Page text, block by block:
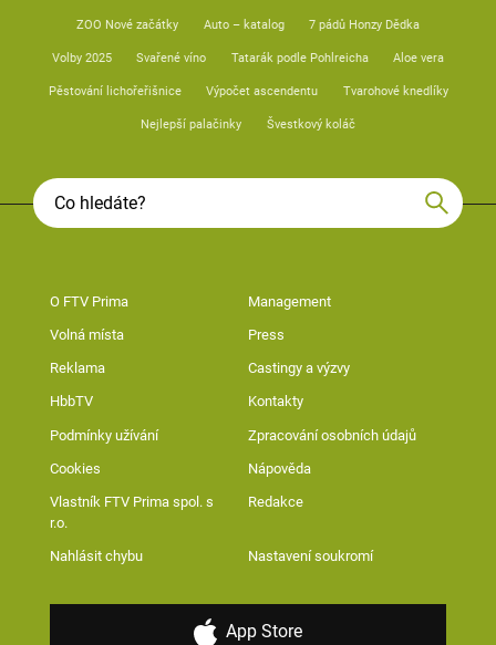
ZOO Nové začátky Auto – katalog 7 pádů Honzy Dědka
Volby 2025 Svařené víno Tatarák podle Pohlreicha Aloe vera
Pěstování lichořeřišnice Výpočet ascendentu Tvarohové knedlíky
Nejlepší palačinky Švestkový koláč
O FTV Prima Management
Volná místa Press
Reklama Castingy a výzvy
HbbTV Kontakty
Podmínky užívání Zpracování osobních údajů
Cookies Nápověda
Vlastník FTV Prima spol. s
r.o.
Redakce
Nahlásit chybu Nastavení soukromí
App Store